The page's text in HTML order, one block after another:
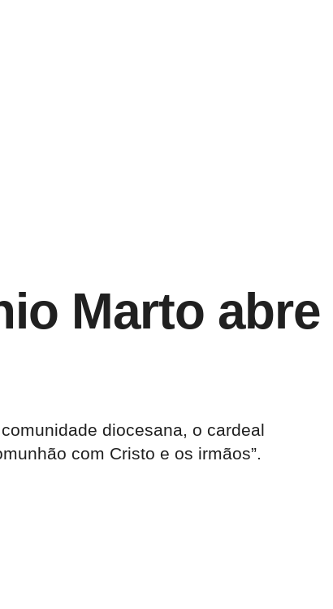
Marto abre
diocesana, o cardeal
com Cristo e os irmãos”.